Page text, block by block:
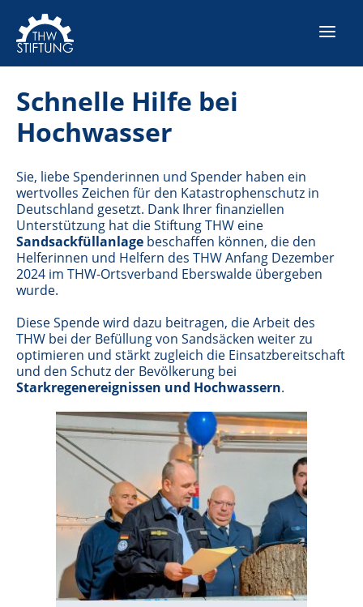
Schnelle Hilfe bei
Hochwasser
Sie, liebe Spenderinnen und Spender haben ein
wertvolles Zeichen für den Katastrophenschutz in
Deutschland gesetzt. Dank Ihrer finanziellen
Unterstützung hat die Stiftung THW eine
Sandsackfüllanlage beschaffen können, die den
Helferinnen und Helfern des THW Anfang Dezember
2024 im THW-Ortsverband Eberswalde übergeben
wurde.
Diese Spende wird dazu beitragen, die Arbeit des
THW bei der Befüllung von Sandsäcken weiter zu
optimieren und stärkt zugleich die Einsatzbereitschaft
und den Schutz der Bevölkerung bei
Starkregenereignissen und Hochwassern.